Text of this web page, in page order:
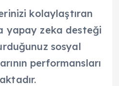
kolaylaştıran
yapay zeka desteği
sosyal
performansları